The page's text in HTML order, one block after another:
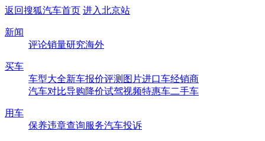
返回搜狐汽车首页 进入北京站
新闻
评论销量研究海外
买车
车型大全新车报价评测 图片进口车经销商
汽车对比导购降价试驾视频特惠车二手车
用车
保养违章查询服务汽车投诉